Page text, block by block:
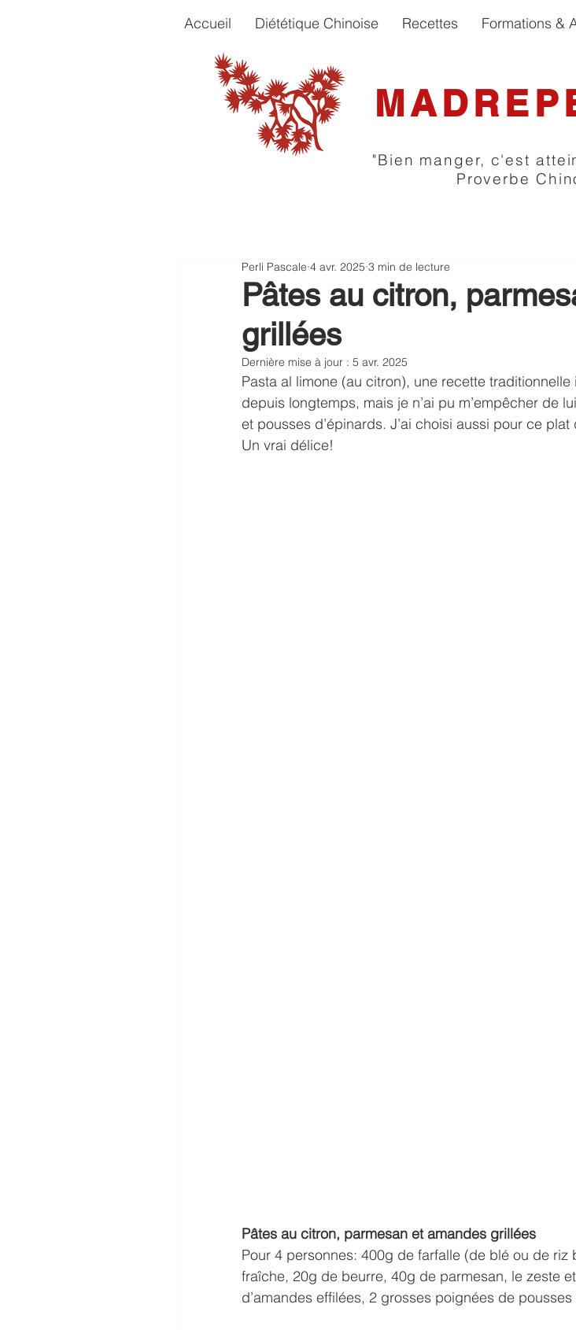
Accueil Diététique Chinoise Recettes Formations &
"Bien manger, c'est
Proverbe
Pâtes au citron,
grillées
Perli Pascale 4 avr. 2025 3 min de lecture
Dernière mise à jour : 5 avr. 2025
Pasta al limone (au citron), une recette
depuis longtemps, mais je n’ai pu m’empêcher de
et pousses d’épinards. J’ai choisi aussi pour ce
Un vrai délice!
Pâtes au citron, parmesan et amandes grillées
Pour 4 personnes: 400g de farfalle (de blé ou de
fraîche, 20g de beurre, 40g de parmesan, le zeste
d’amandes effilées, 2 grosses poignées de